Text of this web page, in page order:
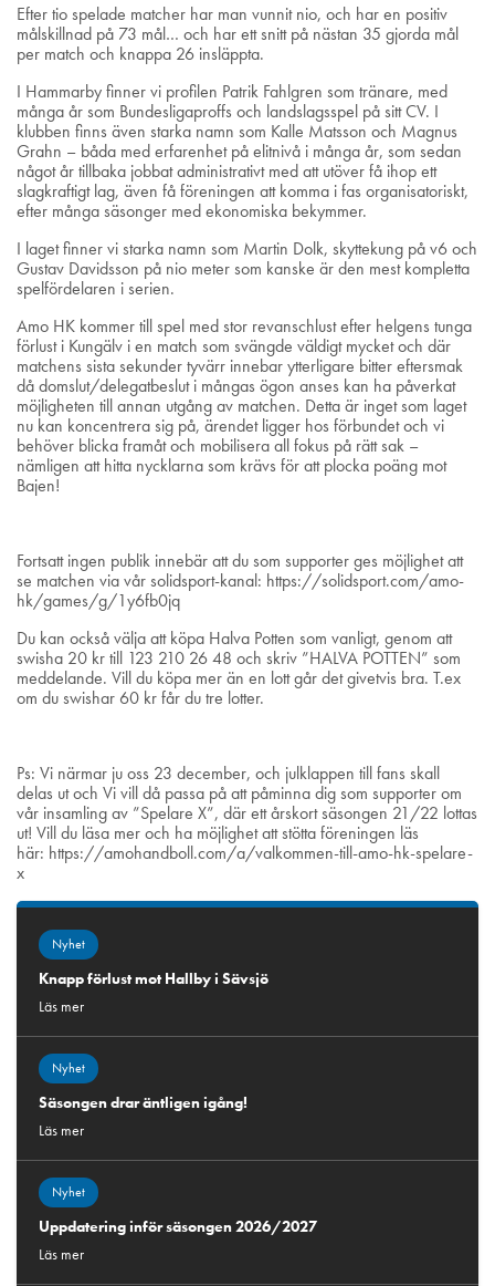
Efter tio spelade matcher har man vunnit nio, och har en positiv
målskillnad på 73 mål… och har ett snitt på nästan 35 gjorda mål
per match och knappa 26 insläppta.
I Hammarby finner vi profilen Patrik Fahlgren som tränare, med
många år som Bundesligaproffs och landslagsspel på sitt CV. I
klubben finns även starka namn som Kalle Matsson och Magnus
Grahn – båda med erfarenhet på elitnivå i många år, som sedan
något år tillbaka jobbat administrativt med att utöver få ihop ett
slagkraftigt lag, även få föreningen att komma i fas organisatoriskt,
efter många säsonger med ekonomiska bekymmer.
I laget finner vi starka namn som Martin Dolk, skyttekung på v6 och
Gustav Davidsson på nio meter som kanske är den mest kompletta
spelfördelaren i serien.
Amo HK kommer till spel med stor revanschlust efter helgens tunga
förlust i Kungälv i en match som svängde väldigt mycket och där
matchens sista sekunder tyvärr innebar ytterligare bitter eftersmak
då domslut/delegatbeslut i mångas ögon anses kan ha påverkat
möjligheten till annan utgång av matchen. Detta är inget som laget
nu kan koncentrera sig på, ärendet ligger hos förbundet och vi
behöver blicka framåt och mobilisera all fokus på rätt sak –
nämligen att hitta nycklarna som krävs för att plocka poäng mot
Bajen!
Fortsatt ingen publik innebär att du som supporter ges möjlighet att
se matchen via vår solidsport-kanal: https://solidsport.com/amo-
hk/games/g/1y6fb0jq
Du kan också välja att köpa Halva Potten som vanligt, genom att
swisha 20 kr till 123 210 26 48 och skriv ”HALVA POTTEN” som
meddelande. Vill du köpa mer än en lott går det givetvis bra. T.ex
om du swishar 60 kr får du tre lotter.
Ps: Vi närmar ju oss 23 december, och julklappen till fans skall
delas ut och Vi vill då passa på att påminna dig som supporter om
vår insamling av ”Spelare X”, där ett årskort säsongen 21/22 lottas
ut! Vill du läsa mer och ha möjlighet att stötta föreningen läs
här: https://amohandboll.com/a/valkommen-till-amo-hk-spelare-
x
Nyhet
Knapp förlust mot Hallby i Sävsjö
Läs mer
Nyhet
Säsongen drar äntligen igång!
Läs mer
Nyhet
Uppdatering inför säsongen 2026/2027
Läs mer